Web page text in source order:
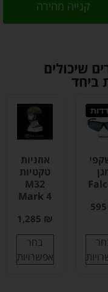
שיכולים
ביחד
595
אוזניות
טקטיות
M32
Mark 4
1,285 ₪
בחר
אפשרויות